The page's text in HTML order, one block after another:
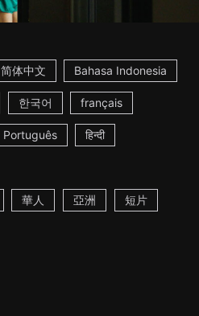
简体中文 Bahasa Indonesia
한국어 français
Português हिन्दी
華人 亞洲 短片